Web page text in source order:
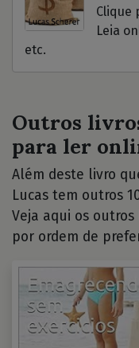
Clique
Leia
etc.
Outros
para ler
Além deste livro
Lucas tem outros
Veja aqui os
por ordem de